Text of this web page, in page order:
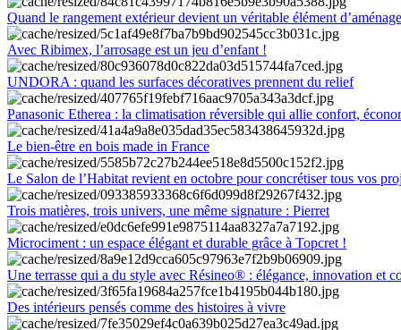
Quand le rangement extérieur devient un véritable élément
Avec Ribimex, l’arrosage est un jeu d’enfant !
UNDORA : quand les surfaces décoratives prennent du relief
Panasonic Etherea : la climatisation réversible qui allie confort,
Le bien-être en bois made in France
Le Salon de l’Habitat revient en octobre pour concrétiser tous vos
Trois matières, trois univers, une même signature : Pierret
Microciment : un espace élégant et durable grâce à Topcret !
Une terrasse qui a du style avec Résineo® : élégance, innovation et
Des intérieurs pensés comme des histoires à vivre